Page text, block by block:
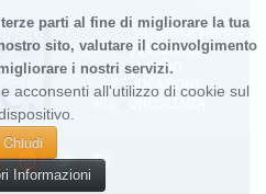
parti al fine di migliorare la tua
sito, valutare il coinvolgimento
i nostri servizi.
acconsenti all'utilizzo di cookie sul
Chiudi
Informazioni